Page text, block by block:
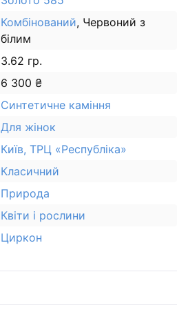
Комбінований, Червоний з
білим
3.62 гр.
6 300 ₴
Синтетичне каміння
Для жінок
Київ, ТРЦ «Республіка»
Класичний
Природа
Квіти і рослини
Циркон